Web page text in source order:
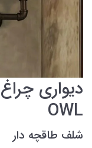
دیواری
OWL
شلف طاقچه دار